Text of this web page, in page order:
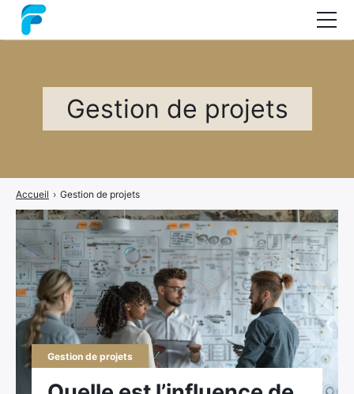
Gestion de projets
Accueil › Gestion de projets
Gestion de projets
Coaching
A propos
Contact